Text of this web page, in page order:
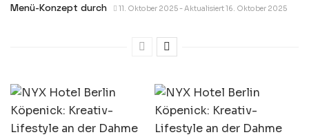
Menü-Konzept durch
11. Oktober 2025 - Aktualisiert 16. Oktober 2025